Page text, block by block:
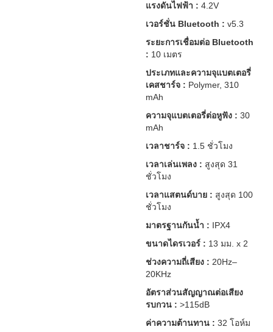
แรงดันไฟฟ้า : 4.2V
เวอร์ชั่น Bluetooth : v5.3
ระยะการเชื่อมต่อ Bluetooth
: 10 เมตร
ประเภทและความจุแบตเตอรี่
เคสชาร์จ : Polymer, 310
mAh
ความจุแบตเตอรี่ต่อหูฟัง : 30
mAh
เวลาชาร์จ : 1.5 ชั่วโมง
เวลาเล่นเพลง : สูงสุด 31
ชั่วโมง
เวลาแสตนด์บาย : สูงสุด 100
ชั่วโมง
มาตรฐานกันน้ำ : IPX4
ขนาดไดรเวอร์ : 13 มม. x 2
ช่วงความถี่เสียง : 20Hz–
20KHz
อัตราส่วนสัญญาณต่อเสียง
รบกวน : >115dB
ค่าความต้านทาน : 32 โอห์ม